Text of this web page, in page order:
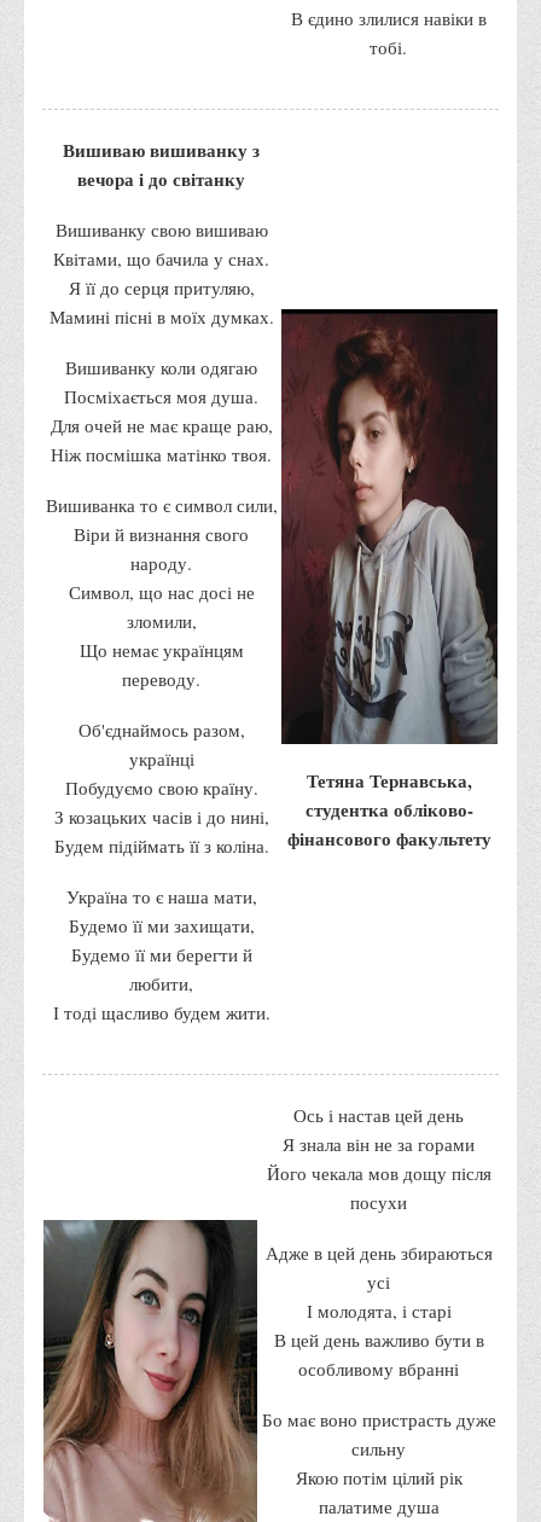
Положення про порядок розрахунків за договорами про
Порядок надання освітніх платних послуг
Путівник першокурсника
Етичний кодекс здобувача вищої освіти
IP дайджест для студентів: про захист прав інтелектуальної
власності
Система управління навчанням
Розклади, графіки
Розклад занять і сесій
Графіки освітнього процесу
Реєстр вибіркових дисциплін
Бази практик
Студентське наукове товариство «ВАТРА»
ТОП-20 кращих студентів 2025
ТОП-20 кращих студентів 2024
ТОП-20 кращих студентів 2023
ТОП-20 кращих студентів 2021
ТОП-20 кращих студентів 2019
ТОП-20 кращих студентів 2018
Етапи вступної кампанії 2026
Перелік спеціальностей, освітніх програм
Перелік документів
Обсяги державного замовлення
Розклади проведення вступних випробувань та співбесід
Розмір плати за надання освітніх послуг на 2026-2027 н.р.
Приймальна комісія
Положення про приймальну комісію
Положення про апеляційну комісію
В єдино злилися навіки в
тобі.
Вишиваю вишиванку з
вечора і до світанку
Вишиванку свою вишиваю
Квітами, що бачила у снах.
Я її до серця притуляю,
Мамині пісні в моїх думках.
Вишиванку коли одягаю
Посміхається моя душа.
Для очей не має краще раю,
Ніж посмішка матінко твоя.
Вишиванка то є символ сили,
Віри й визнання свого
народу.
Символ, що нас досі не
зломили,
Що немає українцям
переводу.
Об'єднаймось разом,
українці
Побудуємо свою країну.
З козацьких часів і до нині,
Будем підіймать її з коліна.
Україна то є наша мати,
Будемо її ми захищати,
Будемо її ми берегти й
любити,
І тоді щасливо будем жити.
Тетяна Тернавська,
студентка обліково-
фінансового факультету
Ось і настав цей день
Я знала він не за горами
Його чекала мов дощу після
посухи
Адже в цей день збираються
усі
І молодята, і старі
В цей день важливо бути в
особливому вбранні
Бо має воно пристрасть дуже
сильну
Якою потім цілий рік
палатиме душа